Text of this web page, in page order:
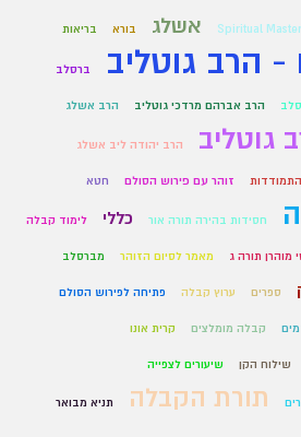
Spiritual Master אשלג בורא בריאות
הרב גוטליב ברסלב
הרב אברהם מרדכי גוטליב הרב אשלג
גוטליב הרב יהודה ליב אשלג
התמודדות זוהר עם פירוש הסולם חטא
חסידות בהירה תורה אור כללי לימוד קבלה
מוהרן תורה ג מאמר לסיום הזוהר מברסלב
ספרים ערוץ קבלה פתיחה לפירוש הסולם
קבלה מומלצים קרית אונו
שילוח הקן שיעורים לצפייה
תורת הקבלה תניא מבואר